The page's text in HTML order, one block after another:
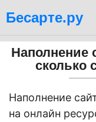
Бесарте.ру
Наполнение
сколько
Наполнение
на онлайн